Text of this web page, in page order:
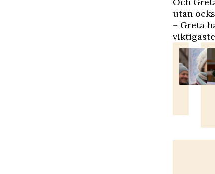
utan
– Greta